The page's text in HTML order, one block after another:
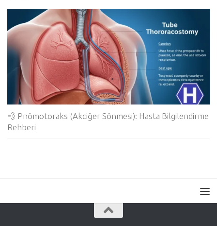
💨 Pnömotoraks (Akciğer Sönmesi): Hasta Bilgilendirme
Rehberi